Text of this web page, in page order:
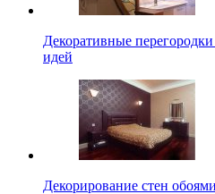
Декоративные
идей
Декорирование стен обоями